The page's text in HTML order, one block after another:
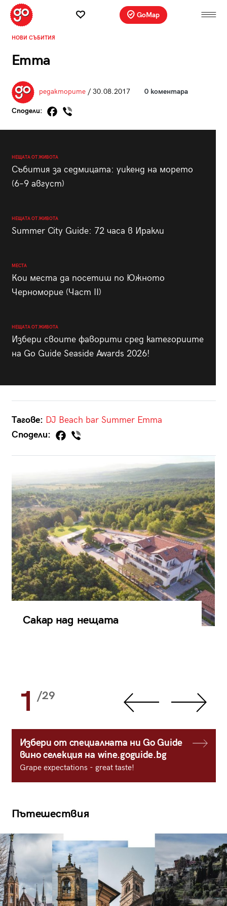
GoMap
НОВИ СЪБИТИЯ
Emma
редакторите/ 30.08.2017 0 коментара
Сподели:
НЕЩАТА ОТ ЖИВОТА
Събития за седмицата: уикенд на морето
(6–9 август)
НЕЩАТА ОТ ЖИВОТА
Summer City Guide: 72 часа в Иракли
МЕСТА
Кои места да посетиш по Южното
Черноморие (Част II)
НЕЩАТА ОТ ЖИВОТА
Избери своите фаворити сред категориите
на Go Guide Seaside Awards 2026!
Тагове: DJ Beach bar Summer Emma
Сподели:
Сакар над нещата
1 /29
Избери от специалната ни Go Guide
вино селекция на wine.goguide.bg
Grape expectations - great taste!
Пътешествия